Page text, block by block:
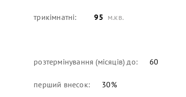
трикімнатні: 95 м.кв.
розтермінування (місяців) до: 60
перший внесок: 30%